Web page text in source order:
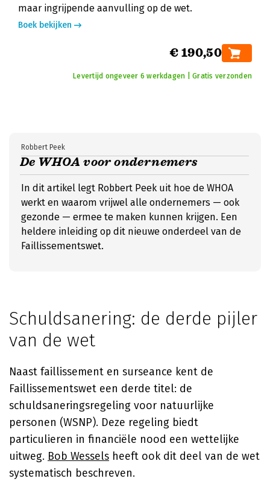
maar ingrijpende aanvulling op de wet.
Boek bekijken
€ 190,50
Levertijd ongeveer 6 werkdagen | Gratis verzonden
De WHOA voor ondernemers
Robbert Peek
In dit artikel legt Robbert Peek uit hoe de WHOA
werkt en waarom vrijwel alle ondernemers — ook
gezonde — ermee te maken kunnen krijgen. Een
heldere inleiding op dit nieuwe onderdeel van de
Faillissementswet.
Schuldsanering: de derde pijler
van de wet
Naast faillissement en surseance kent de
Faillissementswet een derde titel: de
schuldsaneringsregeling voor natuurlijke
personen (WSNP). Deze regeling biedt
particulieren in financiële nood een wettelijke
uitweg. Bob Wessels heeft ook dit deel van de wet
systematisch beschreven.